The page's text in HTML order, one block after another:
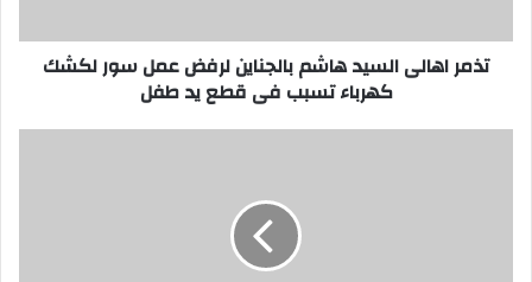
لكشك
كهرباء
قطع
تذمر اهالى السيد هاشم بالجناين لرفض عمل سور لكشك
كهرباء تسبب فى قطع يد طفل